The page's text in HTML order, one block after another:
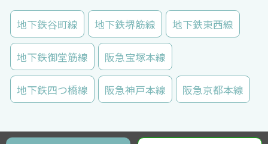
地下鉄谷町線 地下鉄堺筋線 地下鉄東西線
地下鉄御堂筋線 阪急宝塚本線
地下鉄四つ橋線 阪急神戸本線 阪急京都本線